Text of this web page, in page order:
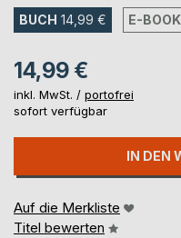
BUCH 14,99 € E-BOOK
14,99 €
inkl. MwSt. / portofrei
sofort verfügbar
IN DEN
Auf die Merkliste
Titel bewerten